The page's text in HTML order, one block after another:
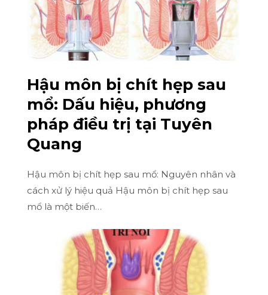
Hậu môn bị chít hẹp sau
mổ: Dấu hiệu, phương
pháp điều trị tại Tuyên
Quang
Hậu môn bị chít hẹp sau mổ: Nguyên nhân và
cách xử lý hiệu quả Hậu môn bị chít hẹp sau
mổ là một biến…